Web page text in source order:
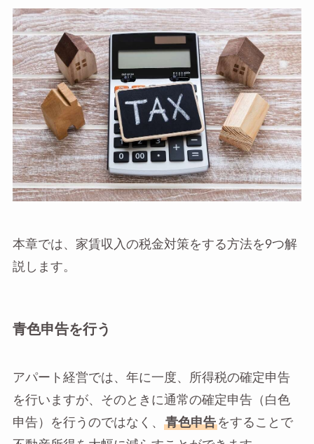
本章では、家賃収入の税金対策をする方法を9つ解
説します。
青色申告を行う
アパート経営では、年に一度、所得税の確定申告
を行いますが、そのときに通常の確定申告（白色
申告）を行うのではなく、
青色申告をすることで